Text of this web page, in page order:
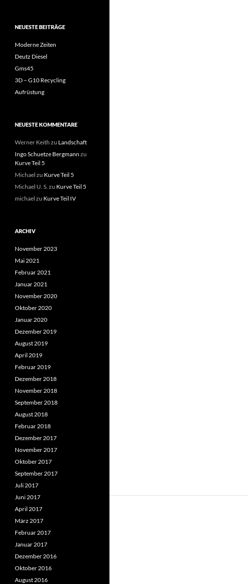
NEUESTE BEITRÄGE
Moderne Zeiten
Deutz Diesel
Gms45
3D – G10 Recycling
Aufrüstung
NEUESTE KOMMENTARE
Werner Keith zu Landschaft
Ingo Schuetze Bergmann zu
Kurve Teil 5
Michael zu Kurve Teil 5
Michael U. S. zu Kurve Teil 5
michael zu Kurve Teil IV
ARCHIV
November 2023
Mai 2021
Februar 2021
Januar 2021
November 2020
Oktober 2020
Januar 2020
Dezember 2019
August 2019
April 2019
Februar 2019
Dezember 2018
November 2018
September 2018
August 2018
Februar 2018
Dezember 2017
November 2017
Oktober 2017
September 2017
Juli 2017
Juni 2017
April 2017
März 2017
Februar 2017
Januar 2017
Dezember 2016
Oktober 2016
August 2016